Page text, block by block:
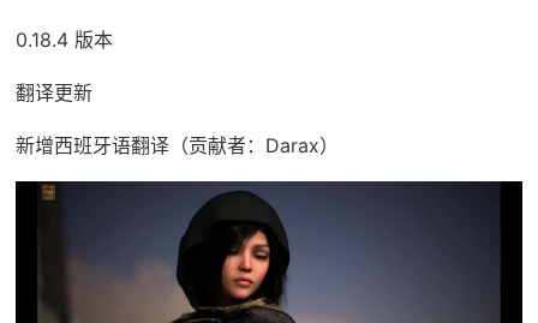
0.18.4 版本
翻译更新
新增西班牙语翻译（贡献者：Darax）